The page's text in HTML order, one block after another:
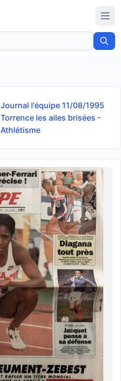
Journal l'équipe 11/08/1995
Torrence les ailes brisées -
Athlétisme